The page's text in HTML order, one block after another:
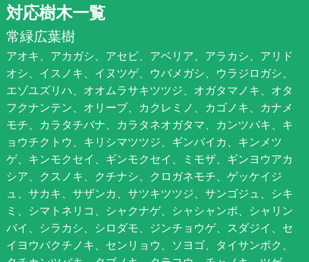
対応樹木一覧
常緑広葉樹
アオキ、アカガシ、アセビ、アベリア、アラカシ、アリド
オシ、イスノキ、イヌツゲ、ウバメガシ、ウラジロガシ、
エゾユズリハ、オオムラサキツツジ、オガタマノキ、オタ
フクナンテン、オリーブ、カクレミノ、カゴノキ、カナメ
モチ、カラタチバナ、カラタネオガタマ、カンツバキ、キ
ョウチクトウ、キリシマツツジ、ギンバイカ、キンメツ
ゲ、キンモクセイ、ギンモクセイ、ミモザ、ギンヨウアカ
シア、クスノキ、クチナシ、クロガネモチ、ゲッケイジ
ュ、サカキ、サザンカ、サツキツツジ、サンゴジュ、シキ
ミ、シマトネリコ、シャクナゲ、シャシャンポ、シャリン
バイ、シラカシ、シロダモ、ジンチョウゲ、スダジイ、セ
イヨウバクチノキ、センリョウ、ソヨゴ、タイサンボク、